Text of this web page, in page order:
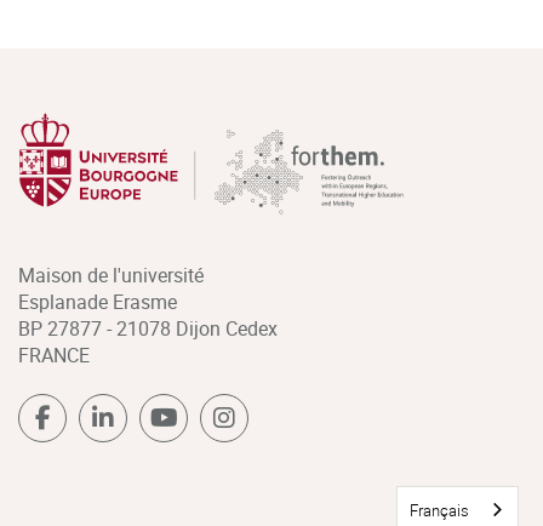
Maison de l'université
Esplanade Erasme
BP 27877 - 21078 Dijon Cedex
FRANCE
Français